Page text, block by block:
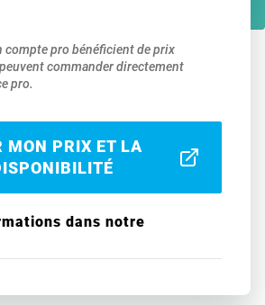
compte pro bénéficient de prix
commander directement
pro.
MON PRIX ET LA
dans notre